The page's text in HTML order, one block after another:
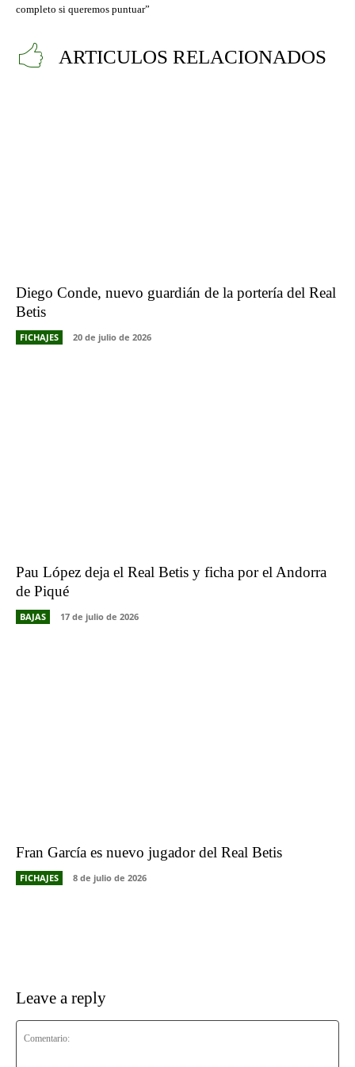
completo si queremos puntuar”
ARTICULOS RELACIONADOS
Diego Conde, nuevo guardián de la portería del Real
Betis
FICHAJES 20 de julio de 2026
Pau López deja el Real Betis y ficha por el Andorra
de Piqué
BAJAS 17 de julio de 2026
Fran García es nuevo jugador del Real Betis
FICHAJES 8 de julio de 2026
Leave a reply